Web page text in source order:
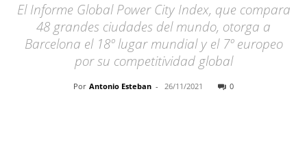
El Informe Global Power City Index, que compara
48 grandes ciudades del mundo, otorga a
Barcelona el 18º lugar mundial y el 7º europeo
por su competitividad global
Por Antonio Esteban - 26/11/2021 0